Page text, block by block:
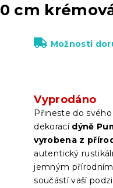
cm
Vyprodáno
Možnosti
Přineste do
dekorací dýně
vyrobena z
autentický
jemným
součástí vaší